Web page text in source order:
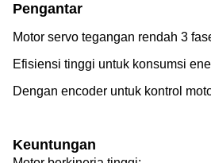
Pengantar
Motor servo tegangan rendah 3
Efisiensi tinggi untuk konsumsi
Dengan encoder untuk kontrol
Keuntungan